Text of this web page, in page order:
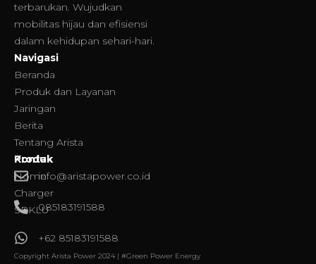
terbarukan. Wujudkan
mobilitas hijau dan efisiensi
dalam kehidupan sehari-hari.
Navigasi
Beranda
Produk dan Layanan
Jaringan
Berita
Tentang Arista
Produk
Home
Charger
SPKLU
Kontak
info@aristapower.co.id
085183191588
+62 85183191588
Copyright Arista Power 2024 | #Green Power Energy